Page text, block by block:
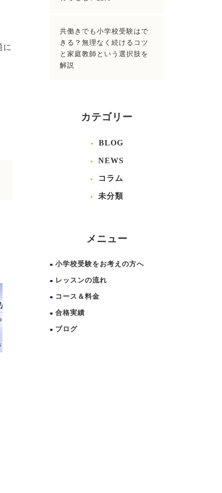
に
共働きでも小学校受験はで
きる？無理なく続けるコツ
と家庭教師という選択肢を
解説
カテゴリー
BLOG
NEWS
コラム
未分類
メニュー
小学校受験をお考えの方へ
レッスンの流れ
コース＆料金
合格実績
ブログ